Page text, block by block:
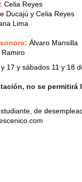
Celia Reyes
Ducajú y Celia Reyes
Lima
Álvaro Mansilla
17 y sábados 11 y 18
no se permitirá
de